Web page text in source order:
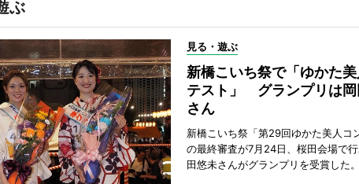
ぶ
見る・遊ぶ
新橋こいち祭で「ゆかた
テスト」 グランプリは岡
さん
新橋こいち祭「第29回ゆかた美人コ
の最終審査が7月24日、桜田会場で
田悠未さんがグランプリを受賞した。